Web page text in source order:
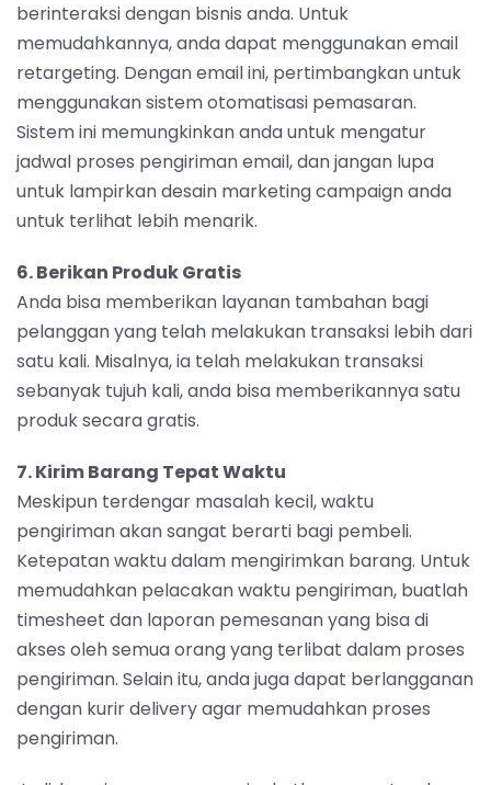
berinteraksi dengan bisnis anda. Untuk
memudahkannya, anda dapat menggunakan email
retargeting. Dengan email ini, pertimbangkan untuk
menggunakan sistem otomatisasi pemasaran.
Sistem ini memungkinkan anda untuk mengatur
jadwal proses pengiriman email, dan jangan lupa
untuk lampirkan desain marketing campaign anda
untuk terlihat lebih menarik.
6. Berikan Produk Gratis
Anda bisa memberikan layanan tambahan bagi
pelanggan yang telah melakukan transaksi lebih dari
satu kali. Misalnya, ia telah melakukan transaksi
sebanyak tujuh kali, anda bisa memberikannya satu
produk secara gratis.
7. Kirim Barang Tepat Waktu
Meskipun terdengar masalah kecil, waktu
pengiriman akan sangat berarti bagi pembeli.
Ketepatan waktu dalam mengirimkan barang. Untuk
memudahkan pelacakan waktu pengiriman, buatlah
timesheet dan laporan pemesanan yang bisa di
akses oleh semua orang yang terlibat dalam proses
pengiriman. Selain itu, anda juga dapat berlangganan
dengan kurir delivery agar memudahkan proses
pengiriman.